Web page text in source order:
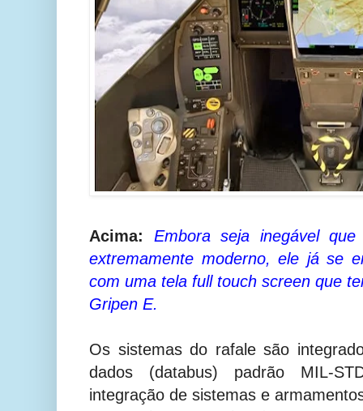
Acima: Embora seja inegável
extremamente moderno, ele já se
com uma tela full touch screen que
Gripen E.
Os sistemas do rafale são
dados (databus) padrão MIL-
integração de sistemas e